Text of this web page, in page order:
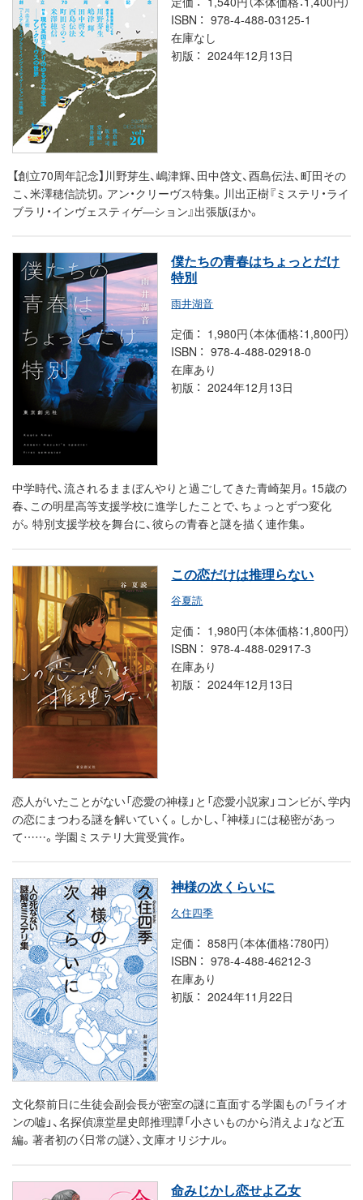
ISBN
978-4-488-03125-1
在庫なし
初版
2024年12月13日
【創立70周年記念】川野芽生、嶋津輝、田中啓文、酉島伝法、町田その
こ、米澤穂信読切。アン・クリーヴス特集。川出正樹『ミステリ・ライ
ブラリ・インヴェスティゲ―ション』出張版ほか。
僕たちの青春はちょっとだけ
特別
雨井湖音
定価
1,980円（本体価格：1,800円）
ISBN
978-4-488-02918-0
在庫あり
初版
2024年12月13日
中学時代、流されるままぼんやりと過ごしてきた青崎架月。15歳の
春、この明星高等支援学校に進学したことで、ちょっとずつ変化
が。特別支援学校を舞台に、彼らの青春と謎を描く連作集。
この恋だけは推理らない
谷夏読
定価
1,980円（本体価格：1,800円）
ISBN
978-4-488-02917-3
在庫あり
初版
2024年12月13日
恋人がいたことがない「恋愛の神様」と「恋愛小説家」コンビが、学内
の恋にまつわる謎を解いていく。しかし、「神様」には秘密があっ
て……。学園ミステリ大賞受賞作。
神様の次くらいに
久住四季
定価
858円（本体価格：780円）
ISBN
978-4-488-46212-3
在庫あり
初版
2024年11月22日
文化祭前日に生徒会副会長が密室の謎に直面する学園もの「ライオ
ンの嘘」、名探偵凛堂星史郎推理譚「小さいものから消えよ」など五
編。著者初の〈日常の謎〉、文庫オリジナル。
命みじかし恋せよ乙女